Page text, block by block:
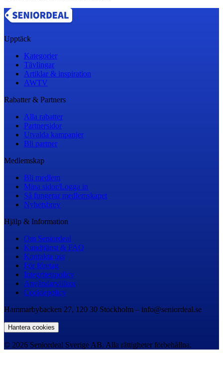
Upptäck
Kategorier
Tävlingar
Artiklar & inspiration
AWTV
Rabatter & Partners
Alla rabatter
Partnersidor
Utvalda kampanjer
Bli partner
Medlemskap
Bli medlem
Mina sidor/Logga in
Så fungerar medlemskapet
Nyhetsbrev
Hjälp & Information
Om Seniordeal
Kundtjänst & FAQ
Kontakta oss
För företag
Integritetspolicy
Användarvillkor
Cookiepolicy
Hammarbybacken 27, 120 30 Stockholm – info@seniordeal.se
Hantera cookies
© 2026 Seniordeal Sverige AB. Alla rättigheter förbehållna.